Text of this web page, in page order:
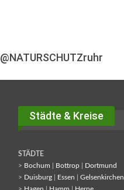
@NATURSCHUTZruhr
Städte & Kreise
STÄDTE
> Bochum Bottrop
Dortmund
> Duisburg Essen
Gelsenkirchen